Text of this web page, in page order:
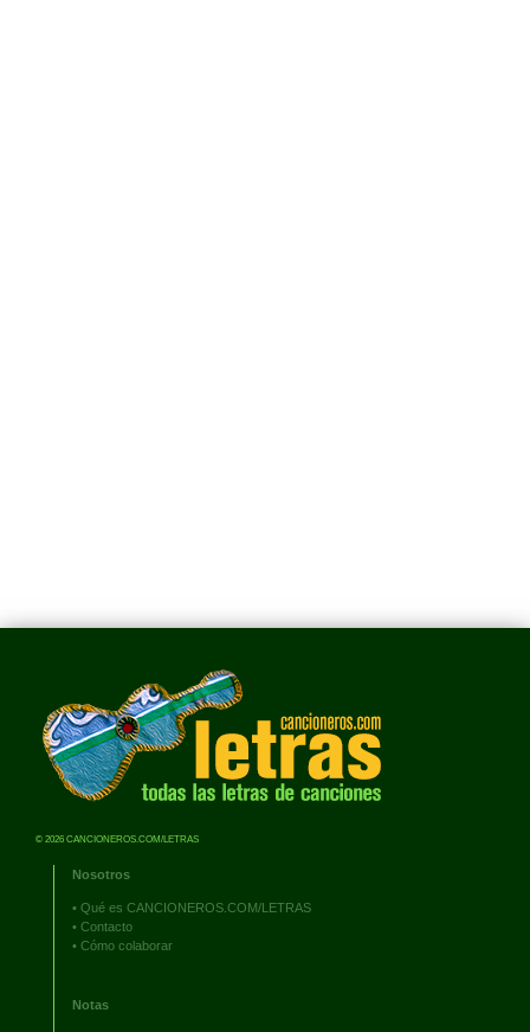
© 2026 CANCIONEROS.COM/LETRAS
Nosotros
• Qué es CANCIONEROS.COM/LETRAS
• Contacto
• Cómo colaborar
Notas